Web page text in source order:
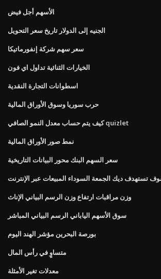
الأسهم أجل فيض
الجنيه إلى الدولار تاريخ سعر التحويل
سعر سهم شركة إنفورماتيكا
الخيارات الثنائية تداول اي فون
اسطوانات التجارة النقدية
حرب سوريا وسوق الأوراق المالية
كيف يتم حساب معدل النمو الصافي quizlet
نمط صور الأوراق المالية
سعر السهم البنك محور البيانات التاريخية
تستهدف ديك الجمعة السوداء المبيعات عبر الإنترنت
وزن مراقبات ارتفاع وزن الرسم البياني الإناث
سوق الأسهم الياباني الرسم البياني المباشر
بورصة البحرين مؤشر الهند اليوم
متساوٍ في رأس المال
معدلات تغير الأمثلة